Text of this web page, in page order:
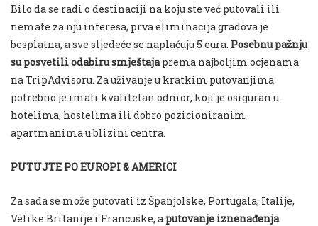
Bilo da se radi o destinaciji na koju ste već putovali ili
nemate za nju interesa, prva eliminacija gradova je
besplatna, a sve sljedeće se naplaćuju 5 eura. Posebnu pažnju
su posvetili odabiru smještajaprema najboljim ocjenama
na TripAdvisoru. Za uživanje u kratkim putovanjima
potrebno je imati kvalitetan odmor, koji je osiguran u
hotelima, hostelima ili dobro pozicioniranim
apartmanima u blizini centra.
PUTUJTE PO EUROPI & AMERICI
Za sada se može putovati iz Španjolske, Portugala, Italije,
Velike Britanije i Francuske, a putovanje iznenađenja